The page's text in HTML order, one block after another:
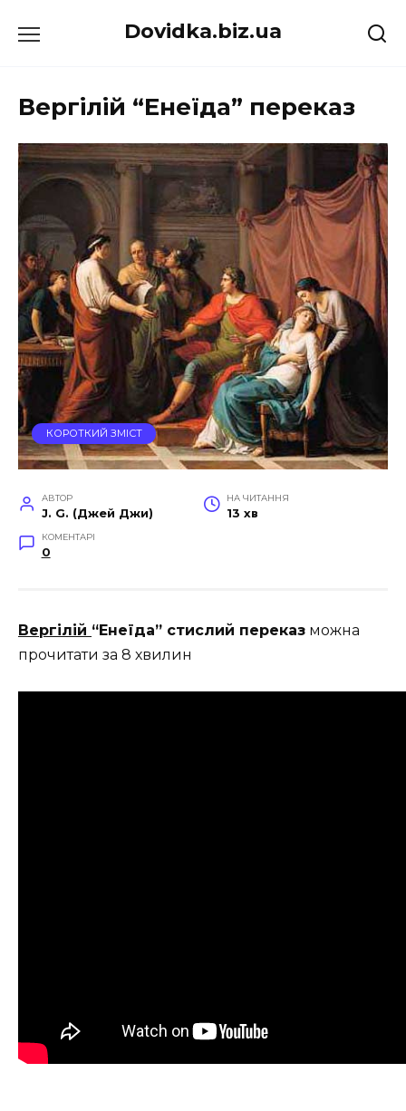
до
Dovidka.biz.ua
Вергілій “Енеїда” переказ
КОРОТКИЙ ЗМІСТ
АВТОР
J. G. (Джей Джи)
НА ЧИТАННЯ
13 хв
КОМЕНТАРІ
0
Вергілій “Енеїда” стислий переказ можна
прочитати за 8 хвилин